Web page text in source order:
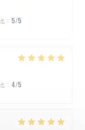
: 5/5
: 4/5